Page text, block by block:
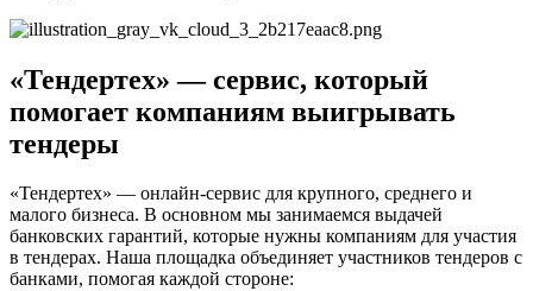
«Тендертех» — сервис, который
помогает компаниям выигрывать
тендеры
«Тендертех» — онлайн-сервис для крупного, среднего и
малого бизнеса. В основном мы занимаемся выдачей
банковских гарантий, которые нужны компаниям для участия
в тендерах. Наша площадка объединяет участников тендеров с
банками, помогая каждой стороне: